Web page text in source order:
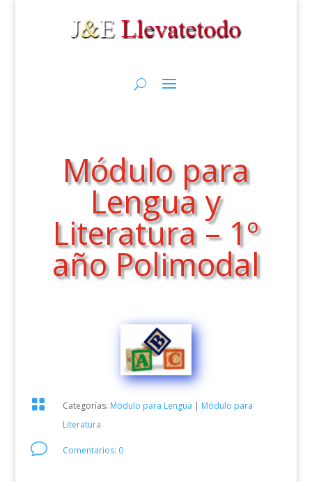
Módulo para
Lengua y
Literatura – 1º
año Polimodal
 Categorías: Módulo para Lengua | Módulo para
Literatura
v Comentarios: 0